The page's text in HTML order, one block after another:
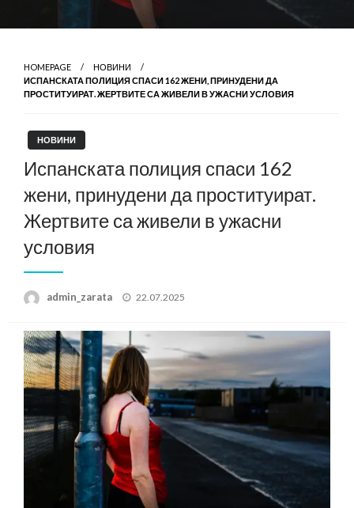
HOMEPAGE
НОВИНИ
ИСПАНСКАТА ПОЛИЦИЯ СПАСИ 162 ЖЕНИ, ПРИНУДЕНИ ДА
ПРОСТИТУИРАТ. ЖЕРТВИТЕ СА ЖИВЕЛИ В УЖАСНИ УСЛОВИЯ
НОВИНИ
Испанската полиция спаси 162
жени, принудени да проституират.
Жертвите са живели в ужасни
условия
admin_zarata
Posted
22.07.2025